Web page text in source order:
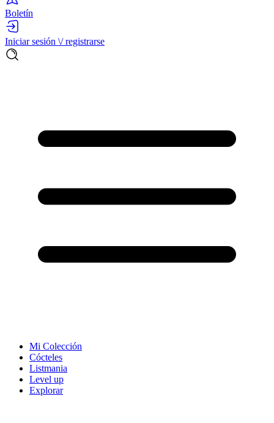
Boletín
Iniciar sesión \/ registrarse
Mi Colección
Cócteles
Listmania
Level up
Explorar